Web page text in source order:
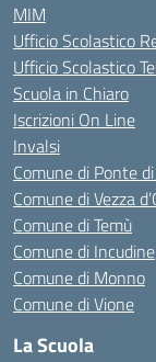
MIM
Ufficio Scolastico
Ufficio Scolastico
Scuola in Chiaro
Iscrizioni On Line
Invalsi
Comune di Ponte
Comune di Vezza
Comune di Temù
Comune di Incudine
Comune di Monno
Comune di Vione
La Scuola